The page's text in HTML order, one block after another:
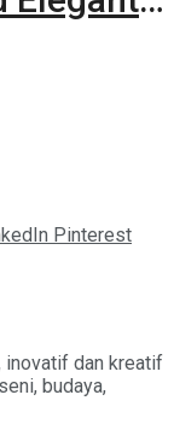
Pinterest
inovatif dan kreatif
budaya,